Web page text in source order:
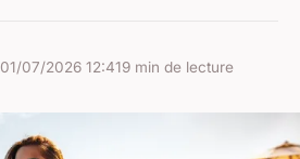
01/07/2026 12:419 min de lecture